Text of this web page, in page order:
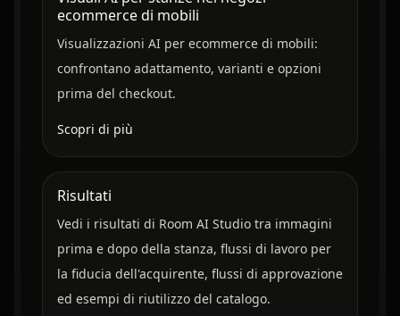
ecommerce di mobili
Visualizzazioni AI per ecommerce di mobili:
confrontano adattamento, varianti e opzioni
prima del checkout.
Scopri di più
Risultati
Vedi i risultati di Room AI Studio tra immagini
prima e dopo della stanza, flussi di lavoro per
la fiducia dell'acquirente, flussi di approvazione
ed esempi di riutilizzo del catalogo.